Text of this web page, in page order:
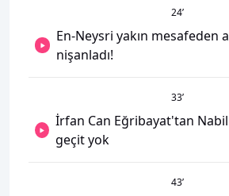
24’
En-Neysri yakın mesafeden
nişanladı!
33’
İrfan Can Eğribayat'tan
geçit yok
43’